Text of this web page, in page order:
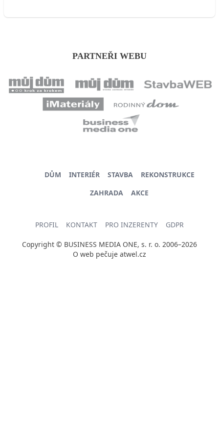
PARTNEŘI WEBU
DŮM INTERIÉR STAVBA
REKONSTRUKCE
ZAHRADA
AKCE
PROFIL KONTAKT PRO INZERENTY GDPR
Copyright © BUSINESS MEDIA ONE, s. r. o. 2006–2026